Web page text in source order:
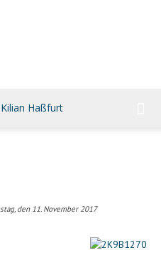
den 11. November 2017